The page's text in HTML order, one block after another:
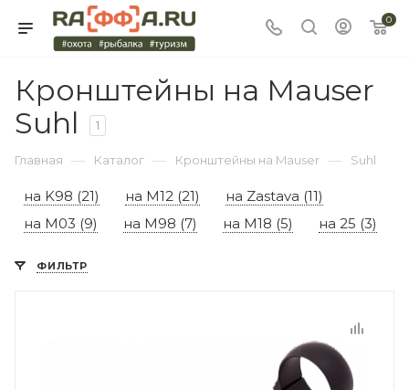
0
Кронштейны на Mauser
Suhl
1
Главная — Каталог — Кронштейны на Mauser — Suhl
на K98 (21) на M12 (21)
на Zastava (11)
на M03 (9)
на M98 (7) на M18 (5) на 25 (3)
ФИЛЬТР